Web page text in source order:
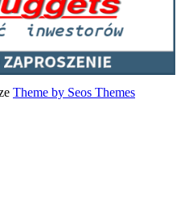
Theme by Seos Themes